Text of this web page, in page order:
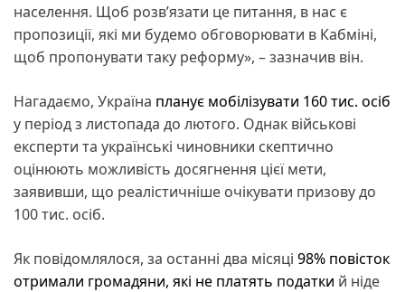
населення. Щоб розв’язати це питання, в нас є
пропозиції, які ми будемо обговорювати в Кабміні,
щоб пропонувати таку реформу», – зазначив він.
Нагадаємо, Україна планує мобілізувати 160 тис. осіб
у період з листопада до лютого. Однак військові
експерти та українські чиновники скептично
оцінюють можливість досягнення цієї мети,
заявивши, що реалістичніше очікувати призову до
100 тис. осіб.
Як повідомлялося, за останні два місяці 98% повісток
отримали громадяни, які не платять податки й ніде